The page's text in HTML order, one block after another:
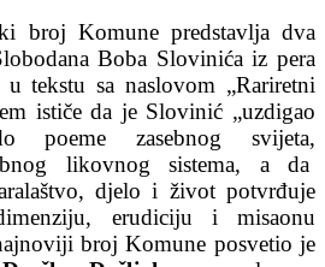
broj Komune predstavlja dva
Boba Slovinića iz pera
u tekstu sa naslovom „Rariretni
ističe da je Slovinić „uzdigao
poeme zasebnog svijeta,
likovnog sistema, a da
djelo i život potvrđuje
erudiciju i misaonu
broj Komune posvetio je